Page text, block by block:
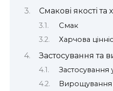
Смакові якості та
Смак
Харчова
Застосування та
Застосування
Вирощування